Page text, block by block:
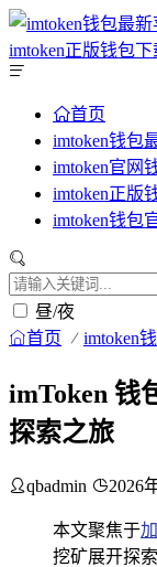
首页
imtoken钱包
imtoken官网
imtoken正版
imtoken钱包
昼/夜
首页 imtoken
imToken 钱
探索之旅
qbadmin 2026
本文聚焦于
挖矿展开探